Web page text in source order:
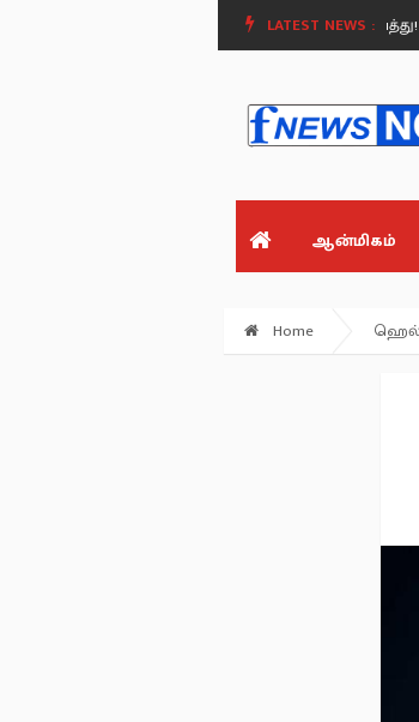
LATEST NEWS :
மேக்கேதாட்டு அணையால் வரும் பேராபத்து! -
ஆன்மிகம்
Home